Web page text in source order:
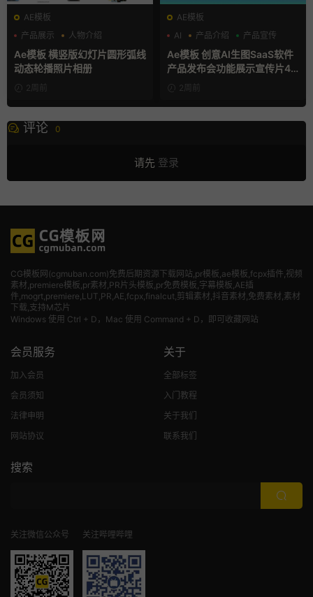
AE模板
产品展示
人物介绍
团队介绍
Ae模板 横竖版幻灯片圆形弧线
动态轮播照片相册
2周前
AE模板
AI
产品介绍 产品宣传
Ae模板 创意AI生图SaaS软件
产品发布会功能展示宣传片4K
片头2周前
评论 0
请先 登录
CG模板网(cgmuban.com)免费后期资源下载网站,pr模板,ae模板,fcpx插件,视频
素材 ,premiere模板,pr素材,PR片头模板,pr免费模板,字幕模板,AE插
件,mogrt,premiere,LUT,PR,AE,fcpx,finalcut,剪辑素材,抖音素材,免费素材,素材
下载,支持M芯片
Windows 使用 Ctrl + D，Mac 使用 Command + D，即可收藏网站
会员服务
加入会员
会员须知
法律申明
网站协议
关于
全部标签
入门教程
关于我们
联系我们
搜索
关注微信公众号 关注哔哩哔哩